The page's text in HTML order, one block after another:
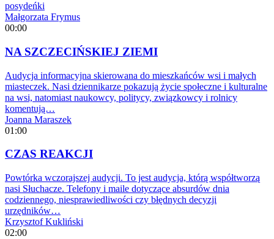
posydeńki
Małgorzata Frymus
00:00
NA SZCZECIŃSKIEJ ZIEMI
Audycja informacyjna skierowana do mieszkańców wsi i małych
miasteczek. Nasi dziennikarze pokazują życie społeczne i kulturalne
na wsi, natomiast naukowcy, politycy, związkowcy i rolnicy
komentują…
Joanna Maraszek
01:00
CZAS REAKCJI
Powtórka wczorajszej audycji. To jest audycja, którą współtworzą
nasi Słuchacze. Telefony i maile dotyczące absurdów dnia
codziennego, niesprawiedliwości czy błędnych decyzji
urzędników…
Krzysztof Kukliński
02:00